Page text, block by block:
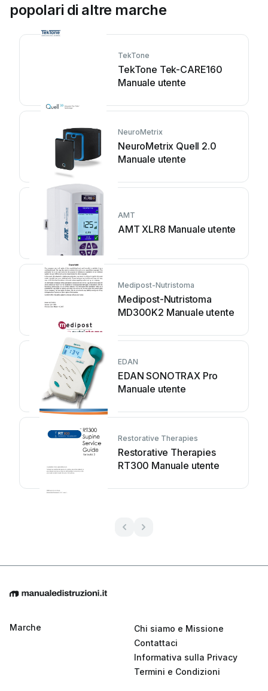
popolari di altre marche
TekTone
TekTone Tek-CARE160
Manuale utente
NeuroMetrix
NeuroMetrix Quell 2.0
Manuale utente
AMT
AMT XLR8 Manuale utente
Medipost-Nutristoma
Medipost-Nutristoma
MD300K2 Manuale utente
EDAN
EDAN SONOTRAX Pro
Manuale utente
Restorative Therapies
Restorative Therapies
RT300 Manuale utente
Marche
Chi siamo e Missione
Contattaci
Informativa sulla Privacy
Termini e Condizioni